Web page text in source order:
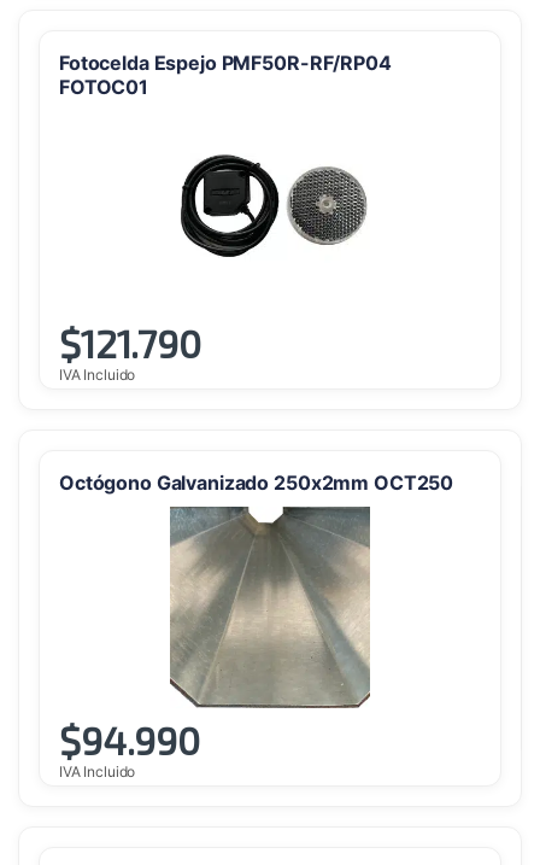
Fotocelda Espejo PMF50R-RF/RP04
FOTOC01
$121.790
IVA Incluido
Octógono Galvanizado 250x2mm OCT250
$94.990
IVA Incluido